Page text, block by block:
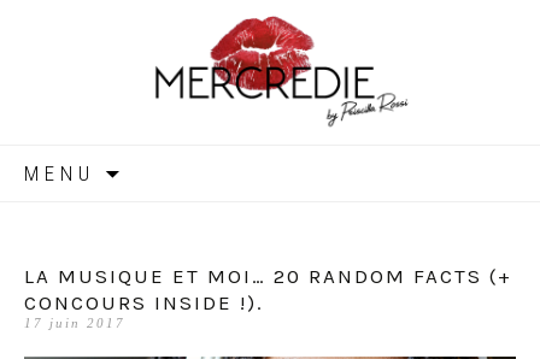
MERCREDIE
MENU
LA MUSIQUE ET MOI… 20 RANDOM FACTS (+
CONCOURS INSIDE !).
17 juin 2017